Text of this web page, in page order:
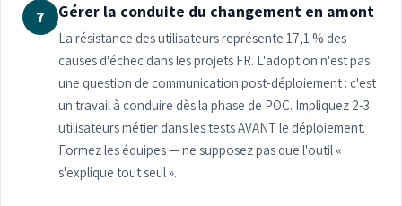
7 Gérer la conduite du changement en amont
La résistance des utilisateurs représente 17,1 % des
causes d'échec dans les projets FR. L'adoption n'est pas
une question de communication post-déploiement : c'est
un travail à conduire dès la phase de POC. Impliquez 2-3
utilisateurs métier dans les tests AVANT le déploiement.
Formez les équipes — ne supposez pas que l'outil «
s'explique tout seul ».